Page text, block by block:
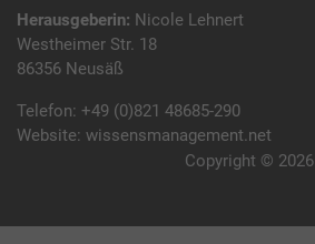
Herausgeberin: Nicole Lehnert
Westheimer Str. 18
86356 Neusäß
Telefon: +49 (0)821 48685-290
Website: wissensmanagement.net
Copyright © 2026